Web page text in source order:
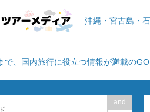
沖縄・宮古島・
で、国内旅行に役立つ情報が満載の
and